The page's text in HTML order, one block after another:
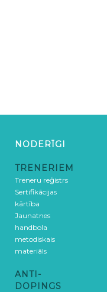
NODERĪGI
TRENERIEM
Treneru reģistrs
Sertifikācijas
kārtība
Jaunatnes
handbola
metodiskais
materiāls
ANTI-
DOPINGS